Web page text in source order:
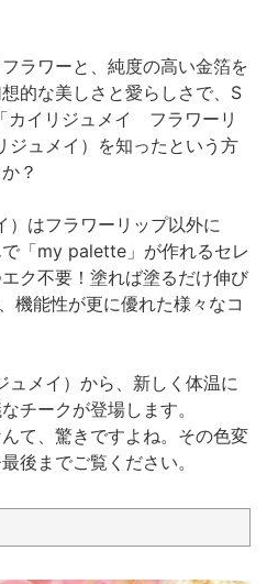
ラワーと、純度の高い金箔を
的な美しさと愛らしさで、S
カイリジュメイ フラワーリ
ジュメイ）を知ったという方
？
はフラワーリップ以外に
「my palette」が作れるセレ
ク不要！塗れば塗るだけ伸び
機能性が更に優れた様々なコ
メイ）から、新しく体温に
チークが登場します。
て、驚きですよね。その色変
後までご覧ください。